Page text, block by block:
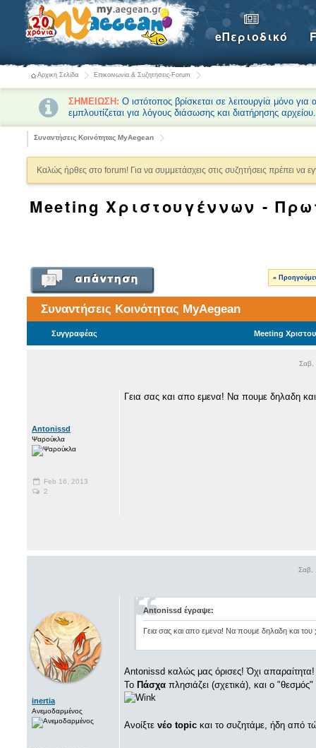
eΠεριοδικό
Αρχική Σελίδα Επικοινωνία & Συζητήσεις-Forum
ΣΗΜΕΙΩΣΗ: Ο ιστότοπος βρίσκεται σε λειτουργία μόνο
εμπλουτίζεται για λόγους διάσωσης και διατήρησης αρχείου.
Συναντήσεις Κοινότητας MyAegean
Καλώς ήρθες στο forum! Για να συμμετάσχεις στις συζητήσεις πρέπει να
Meeting Χριστουγέννων -
«
Συναντήσεις Κοινότητας MyAegean
Συγγραφέας Meeting
Σαβ,
Antonissd
Ψαρούκλα
Feb 16, 2013
2
Γεια σας και απο εμενα! Να πουμε δηλαδη
Σαβ,
inertia
Ανεμοδαρμένος
Antonissd έγραψε:
Γεια σας και απο εμενα! Να πουμε δηλαδη και
Antonissd καλώς μας όρισες! Όχι απαραίτητα!
Το Πάσχα πλησιάζει (σχετικά), και ο
Ανοίξτε νέο topic και το συζητάμε, ήδη από